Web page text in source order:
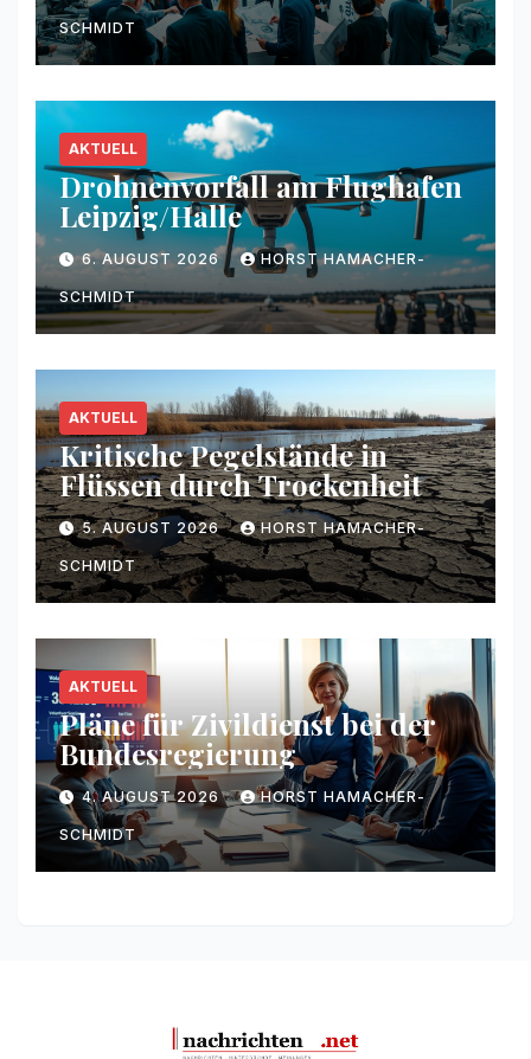
SCHMIDT
AKTUELL
Drohnenvorfall am Flughafen
Leipzig/Halle
6. AUGUST 2026 HORST HAMACHER-
SCHMIDT
AKTUELL
Kritische Pegelstände in
Flüssen durch Trockenheit
5. AUGUST 2026 HORST HAMACHER-
SCHMIDT
AKTUELL
Pläne für Zivildienst bei der
Bundesregierung
4. AUGUST 2026 HORST HAMACHER-
SCHMIDT